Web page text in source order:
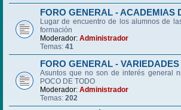
FORO GENERAL - ACADEMIAS
Lugar de encuentro de los alumnos de
formación
Moderador: Administrador
Temas: 41
FORO GENERAL - VARIEDADES
Asuntos que no son de interés general
POCO DE TODO
Moderador: Administrador
Temas: 202